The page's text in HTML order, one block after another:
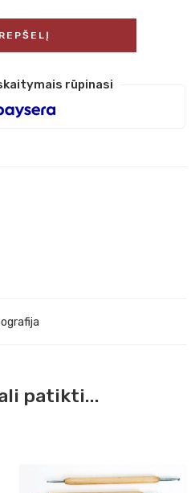
rūpinasi
patikti...
0,5 x 85 mm